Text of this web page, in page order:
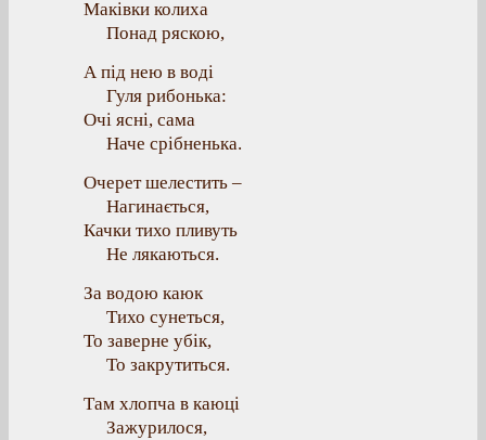
Маківки колиха
Понад ряскою,
А під нею в воді
Гуля рибонька:
Очі ясні, сама
Наче срібненька.
Очерет шелестить –
Нагинається,
Качки тихо пливуть
Не лякаються.
За водою каюк
Тихо сунеться,
То заверне убік,
То закрутиться.
Там хлопча в каюці
Зажурилося,